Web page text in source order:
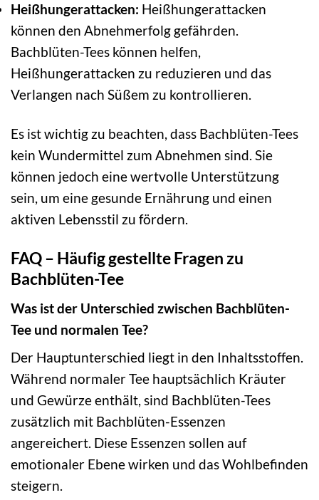
Heißhungerattacken: Heißhungerattacken
können den Abnehmerfolg gefährden.
Bachblüten-Tees können helfen,
Heißhungerattacken zu reduzieren und das
Verlangen nach Süßem zu kontrollieren.
Es ist wichtig zu beachten, dass Bachblüten-Tees
kein Wundermittel zum Abnehmen sind. Sie
können jedoch eine wertvolle Unterstützung
sein, um eine gesunde Ernährung und einen
aktiven Lebensstil zu fördern.
FAQ – Häufig gestellte Fragen zu
Bachblüten-Tee
Was ist der Unterschied zwischen Bachblüten-
Tee und normalen Tee?
Der Hauptunterschied liegt in den Inhaltsstoffen.
Während normaler Tee hauptsächlich Kräuter
und Gewürze enthält, sind Bachblüten-Tees
zusätzlich mit Bachblüten-Essenzen
angereichert. Diese Essenzen sollen auf
emotionaler Ebene wirken und das Wohlbefinden
steigern.